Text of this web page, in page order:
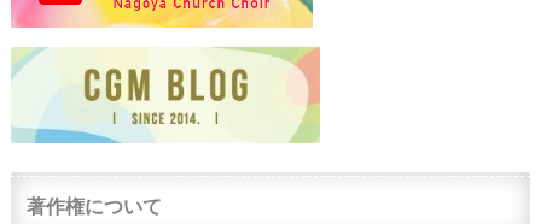
著作権について